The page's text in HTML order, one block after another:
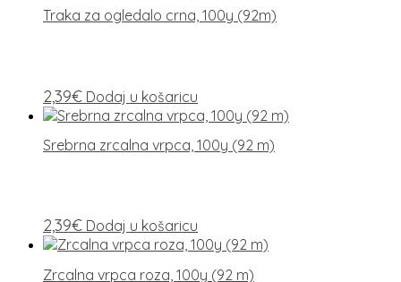
Traka za ogledalo crna, 100y (92m)
2,39€ Dodaj u košaricu
Srebrna zrcalna vrpca, 100y (92 m)
2,39€ Dodaj u košaricu
Zrcalna vrpca roza, 100y (92 m)